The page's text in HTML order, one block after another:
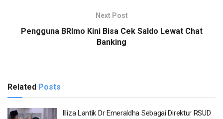
Next Post
Pengguna BRImo Kini Bisa Cek Saldo Lewat Chat
Banking
Related Posts
Illiza Lantik Dr Emeraldha Sebagai Direktur RSUD